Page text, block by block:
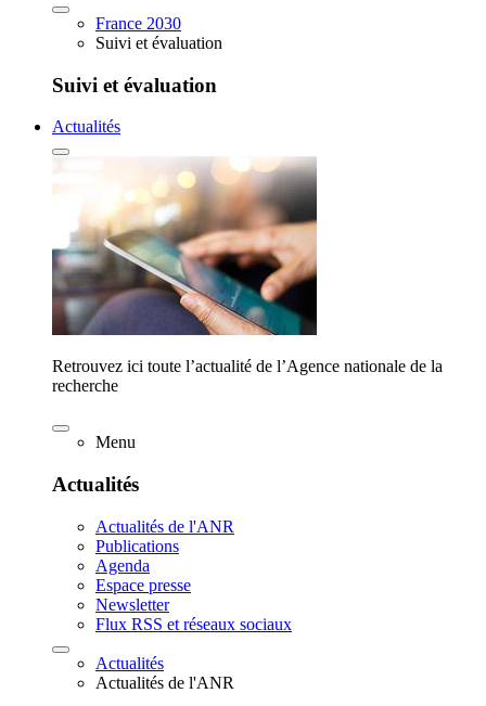
France 2030
Suivi et évaluation
Suivi et évaluation
Actualités
Retrouvez ici toute l’actualité de l’Agence nationale de la
recherche
Menu
Actualités
Actualités de l'ANR
Publications
Agenda
Espace presse
Newsletter
Flux RSS et réseaux sociaux
Actualités
Actualités de l'ANR